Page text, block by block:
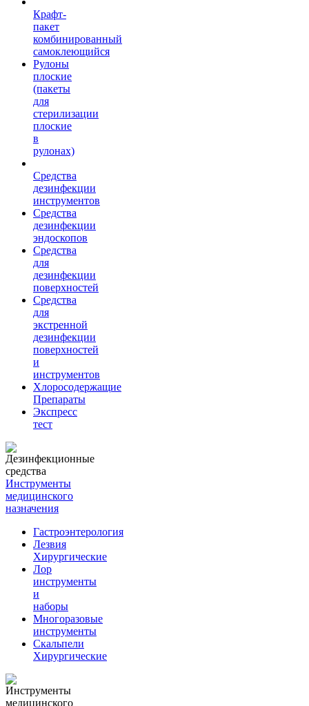
Крафт-
пакет
комбинированный
самоклеющийся
Рулоны
плоские
(пакеты
для
стерилизации
плоские
в
рулонах)
Средства
дезинфекции
инструментов
Средства
дезинфекции
эндоскопов
Средства
для
дезинфекции
поверхностей
Средства
для
экстренной
дезинфекции
поверхностей
и
инструментов
Хлоросодержащие
Препараты
Экспресс
тест
Инструменты
медицинского
назначения
Гастроэнтерология
Лезвия
Хирургические
Лор
инструменты
и
наборы
Многоразовые
инструменты
Скальпели
Хирургические